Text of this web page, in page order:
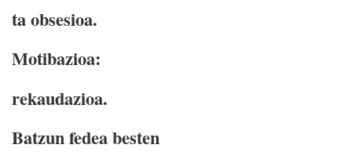
ta obsesioa.
Motibazioa:
rekaudazioa.
Batzun fedea besten